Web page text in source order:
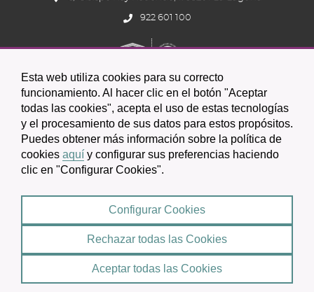
Esta web utiliza cookies para su correcto
funcionamiento. Al hacer clic en el botón "Aceptar
todas las cookies", acepta el uso de estas tecnologías
y el procesamiento de sus datos para estos propósitos.
Puedes obtener más información sobre la política de
cookies aquí y configurar sus preferencias haciendo
clic en "Configurar Cookies".
Configurar Cookies
Rechazar todas las Cookies
Aceptar todas las Cookies
922 601 100
Icono
circular
Icono
de
facebook
Icono
circular
Icono
de
twitter
Icono
circular
Icono
de
2026 © Excmo. Ayuntamiento de San Cristóbal de La Laguna
Condiciones de uso
|